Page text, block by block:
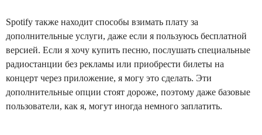
Spotify также находит способы взимать плату за
дополнительные услуги, даже если я пользуюсь бесплатной
версией. Если я хочу купить песню, послушать специальные
радиостанции без рекламы или приобрести билеты на
концерт через приложение, я могу это сделать. Эти
дополнительные опции стоят дороже, поэтому даже базовые
пользователи, как я, могут иногда немного заплатить.